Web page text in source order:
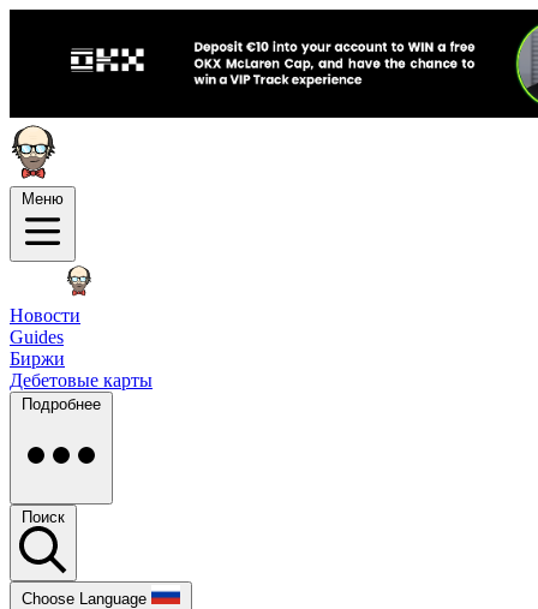
Меню
Новости
Guides
Биржи
Дебетовые карты
Подробнее
Поиск
Choose Language